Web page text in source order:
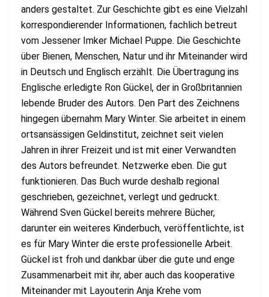
anders gestaltet. Zur Geschichte gibt es eine Vielzahl
korrespondierender Informationen, fachlich betreut
vom Jessener Imker Michael Puppe. Die Geschichte
über Bienen, Menschen, Natur und ihr Miteinander wird
in Deutsch und Englisch erzählt. Die Übertragung ins
Englische erledigte Ron Gückel, der in Großbritannien
lebende Bruder des Autors. Den Part des Zeichnens
hingegen übernahm Mary Winter. Sie arbeitet in einem
ortsansässigen Geldinstitut, zeichnet seit vielen
Jahren in ihrer Freizeit und ist mit einer Verwandten
des Autors befreundet. Netzwerke eben. Die gut
funktionieren. Das Buch wurde deshalb regional
geschrieben, gezeichnet, verlegt und gedruckt.
Während Sven Gückel bereits mehrere Bücher,
darunter ein weiteres Kinderbuch, veröffentlichte, ist
es für Mary Winter die erste professionelle Arbeit.
Gückel ist froh und dankbar über die gute und enge
Zusammenarbeit mit ihr, aber auch das kooperative
Miteinander mit Layouterin Anja Krehe vom